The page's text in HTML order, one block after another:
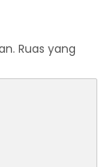
Ruas yang